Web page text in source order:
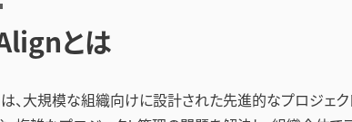
とは
、大規模な組織向けに設計された先進的なプロジェク